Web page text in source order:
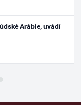
Arábie, uvádí